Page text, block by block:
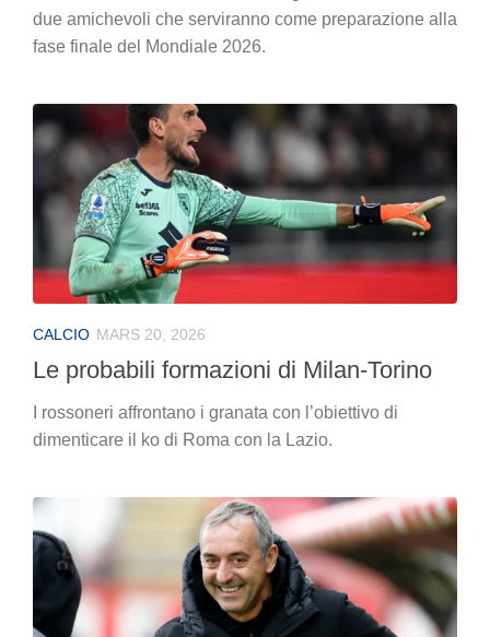
due amichevoli che serviranno come preparazione alla
fase finale del Mondiale 2026.
CALCIO MARS 20, 2026
Le probabili formazioni di Milan-Torino
I rossoneri affrontano i granata con l’obiettivo di
dimenticare il ko di Roma con la Lazio.